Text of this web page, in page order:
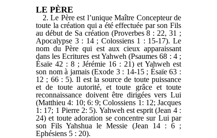
LE PÈRE
2. Le Père est l’unique Maître Concepteur de
toute la création qui a été effectuée par son Fils
au début de Sa création (Proverbes 8 : 22, 31 ;
Apocalypse 3 : 14 ; Colossiens 1 : 15-17). Le
nom du Père qui est aux cieux apparaissant
dans les Ecritures est Yahweh (Psaumes 68 : 4 ;
Ésaïe 42 : 8 ; Jérémie 16 : 21) et Yahweh est
son nom à jamais (Exode 3 : 14-15 ; Ésaïe 63 :
12 ; 66 : 5). Il est la source de toute puissance
et de toute autorité, et toute grâce et toute
reconnaissance doivent être dirigées vers Lui
(Matthieu 4: 10; 6: 9; Colossiens 1: 12; Jacques
1: 17; 1 Pierre 2: 5). Yahweh est esprit (Jean 4 :
24) et toute adoration se concentre sur Lui par
son Fils Yahshua le Messie (Jean 14 : 6 ;
Ephésiens 5 : 20).